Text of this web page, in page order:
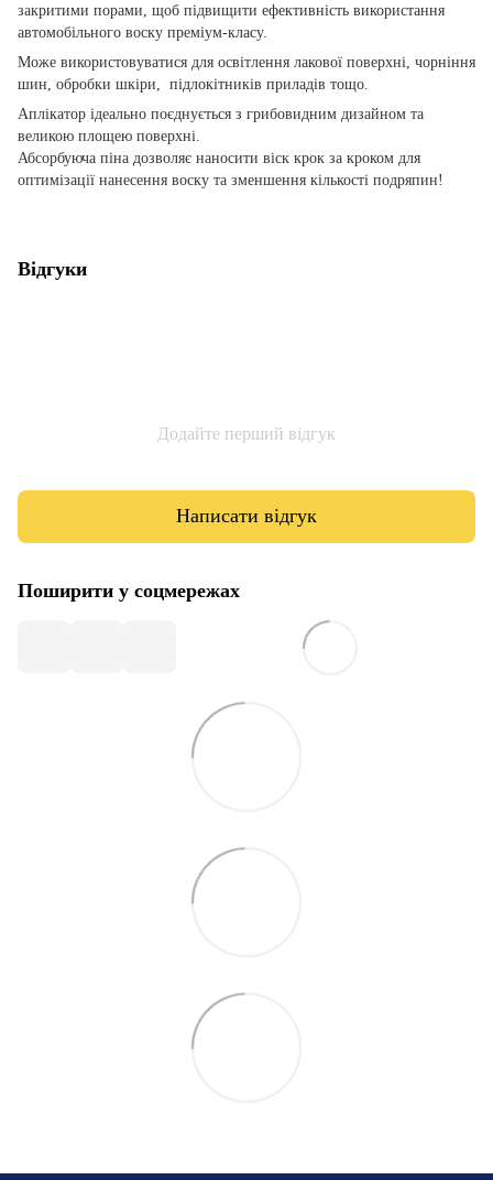
закритими порами, щоб підвищити ефективність використання
автомобільного воску преміум-класу.
Може використовуватися для освітлення лакової поверхні, чорніння
шин, обробки шкіри, підлокітників приладів тощо.
Аплікатор ідеально поєднується з грибовидним дизайном та
великою площею поверхні.
Абсорбуюча піна дозволяє наносити віск крок за кроком для
оптимізації нанесення воску та зменшення кількості подряпин!
Відгуки
Додайте перший відгук
Написати відгук
Поширити у соцмережах